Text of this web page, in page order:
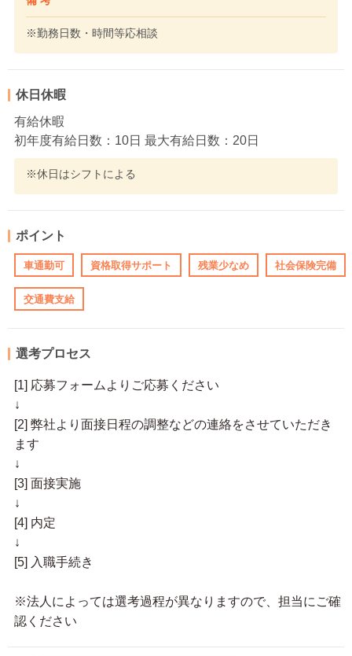
※勤務日数・時間等応相談
休日休暇
有給休暇
初年度有給日数：10日 最大有給日数：20日
※休日はシフトによる
ポイント
車通勤可 資格取得サポート 残業少なめ 社会保険完備
交通費支給
選考プロセス
[1] 応募フォームよりご応募ください
↓
[2] 弊社より面接日程の調整などの連絡をさせていただき
ます
↓
[3] 面接実施
↓
[4] 内定
↓
[5] 入職手続き
※法人によっては選考過程が異なりますので、担当にご確
認ください